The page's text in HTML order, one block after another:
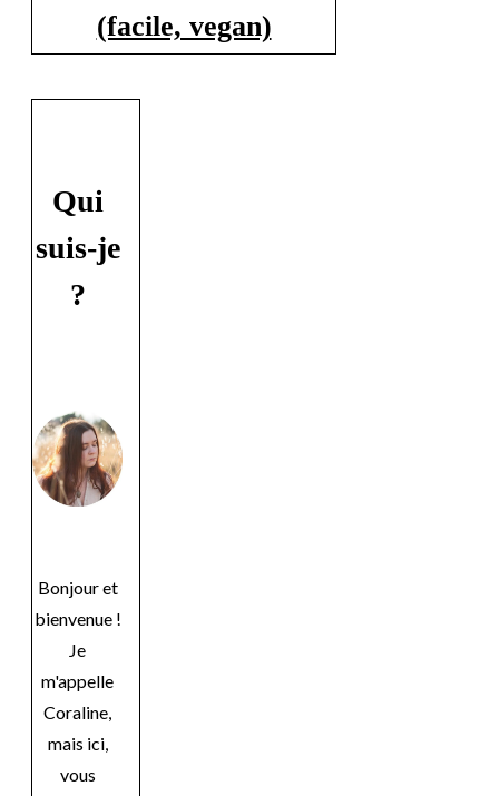
(facile, vegan)
Qui
suis-je
?
Bonjour et
bienvenue !
Je
m'appelle
Coraline,
mais ici,
vous